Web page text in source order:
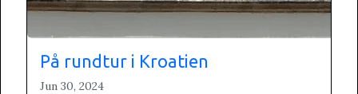
På rundtur i Kroatien
Jun 30, 2024